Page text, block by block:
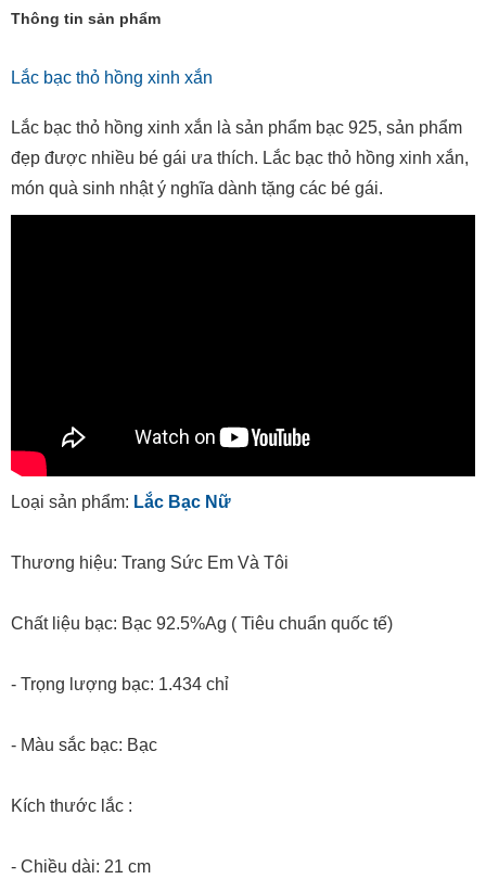
Thông tin sản phẩm
Lắc bạc thỏ hồng xinh xắn
Lắc bạc thỏ hồng xinh xắn là sản phẩm bạc 925, sản phẩm
đẹp được nhiều bé gái ưa thích. Lắc bạc thỏ hồng xinh xắn,
món quà sinh nhật ý nghĩa dành tặng các bé gái.
Loại sản phẩm: Lắc Bạc Nữ
Thương hiệu: Trang Sức Em Và Tôi
Chất liệu bạc: Bạc 92.5%Ag ( Tiêu chuẩn quốc tế)
- Trọng lượng bạc: 1.434 chỉ
- Màu sắc bạc: Bạc
Kích thước lắc :
- Chiều dài: 21 cm